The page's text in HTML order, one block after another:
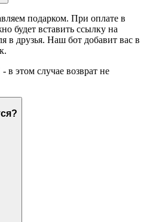
подарком. При оплате в
будет вставить ссылку на
в друзья. Наш бот добавит вас в
в этом случае возврат не